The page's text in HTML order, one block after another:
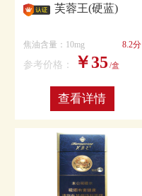
芙蓉王(硬蓝)
焦油含量：10mg 8.2分
参考价格： ￥35 /盒
查看详情